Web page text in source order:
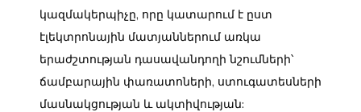
կազմակերպիչը, որը կատարում է ըստ
էլեկտրոնային մատյաններում առկա
երաժշտության դասավանդողի նշումների՝
ճամբարային փառատոների, ստուգատեսների
մասնակցության և ակտիվության: